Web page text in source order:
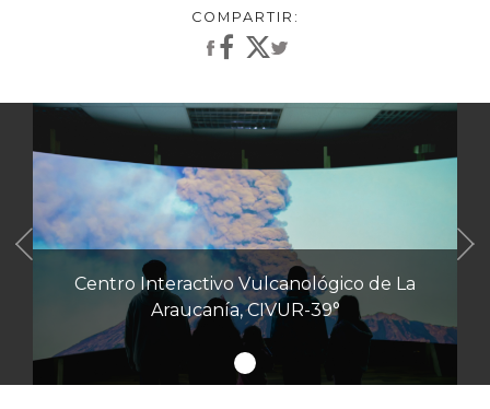
Centro Interactivo Vulcanológico de La
Araucanía, CIVUR-39°
Anterior